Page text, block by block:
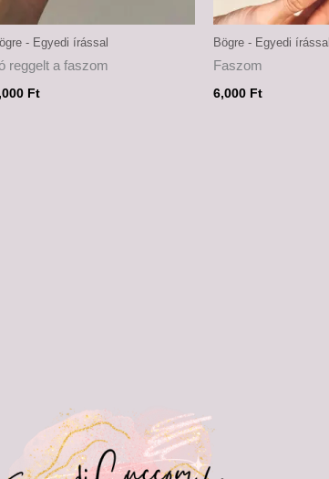
- Egyedi írással
reggelt a faszom
Ft
Bögre - Egyedi írással
Faszom
6,000 Ft